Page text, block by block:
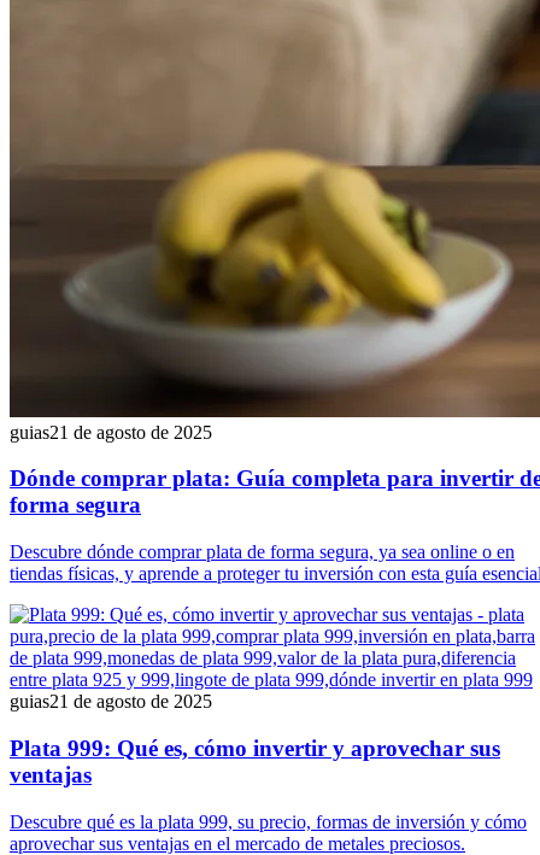
guias21 de agosto de 2025
Dónde comprar plata: Guía completa para invertir
forma segura
Descubre dónde comprar plata de forma segura, ya sea online o en
tiendas físicas, y aprende a proteger tu inversión con esta guía
guias21 de agosto de 2025
Plata 999: Qué es, cómo invertir y aprovechar sus
ventajas
Descubre qué es la plata 999, su precio, formas de inversión y cómo
aprovechar sus ventajas en el mercado de metales preciosos.